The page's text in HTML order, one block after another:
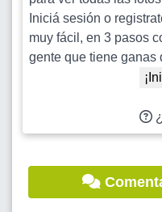
Iniciá sesión o
muy fácil, en 3 pasos
gente que tiene ganas